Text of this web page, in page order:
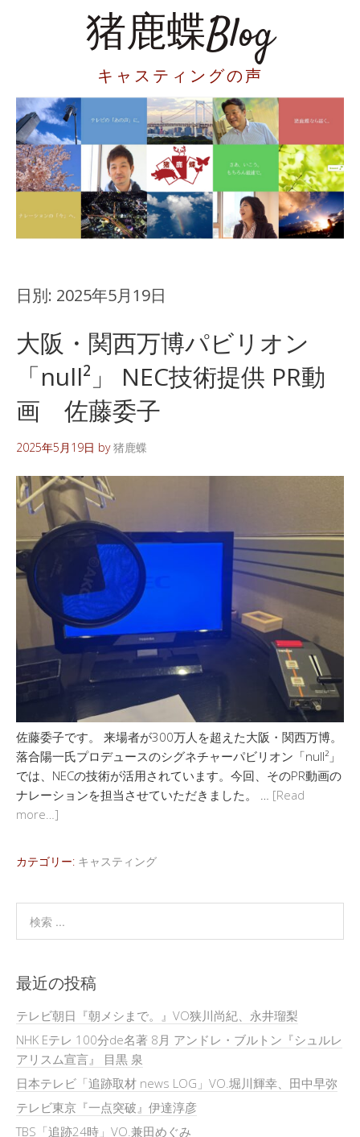
猪鹿蝶Blog
キャスティングの声
日別: 2025年5月19日
大阪・関西万博パビリオン
「null²」 NEC技術提供 PR動
画 佐藤委子
2025年5月19日 by猪鹿蝶
佐藤委子です。 来場者が300万人を超えた大阪・関西万博。
落合陽一氏プロデュースのシグネチャーパビリオン「null²」
では、NECの技術が活用されています。今回、そのPR動画の
ナレーションを担当させていただきました。 … [Read
more…]
カテゴリー: キャスティング
最近の投稿
テレビ朝日『朝メシまで。』VO狭川尚紀、永井瑠梨
NHK Eテレ 100分de名著 8月 アンドレ・ブルトン『シュルレ
アリスム宣言』 目黒 泉
日本テレビ「追跡取材 news LOG」VO.堀川輝幸、田中早弥
テレビ東京『一点突破』伊達淳彦
TBS「追跡24時」VO.兼田めぐみ